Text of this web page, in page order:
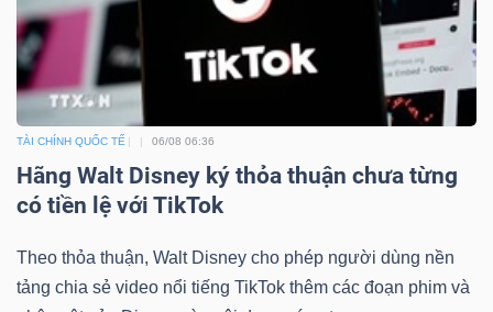
TÀI CHÍNH QUỐC TẾ 06/08 06:36
Hãng Walt Disney ký thỏa thuận chưa từng
có tiền lệ với TikTok
Theo thỏa thuận, Walt Disney cho phép người dùng nền
tảng chia sẻ video nổi tiếng TikTok thêm các đoạn phim và
TRUYỀN
THÔNG
TIỆN